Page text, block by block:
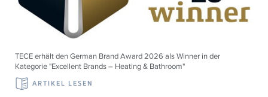
TECE erhält den German Brand Award 2026 als Winner in der
Kategorie "Excellent Brands – Heating & Bathroom"
ARTIKEL LESEN